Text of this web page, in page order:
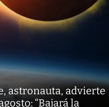
astronauta, advierte
“Bajará la